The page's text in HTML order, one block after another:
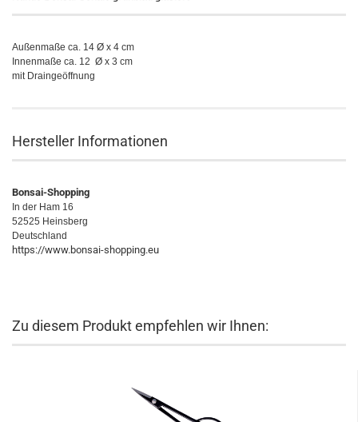
Außenmaße ca. 14 Ø x 4 cm
Innenmaße ca. 12 Ø x 3 cm
mit Draingeöffnung
Hersteller Informationen
Bonsai-Shopping
In der Ham 16
52525 Heinsberg
Deutschland
https://www.bonsai-shopping.eu
Zu diesem Produkt empfehlen wir Ihnen: